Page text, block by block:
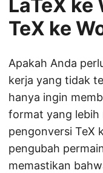
LaTeX ke
TeX ke
Apakah Anda
kerja yang tidak
hanya ingin
format yang lebih
pengonversi TeX
pengubah
memastikan